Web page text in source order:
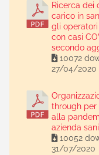
Ricerca dei
carico in
gli
con casi
secondo
10072
27/04/2020
through per
alla
azienda
10052
31/07/2020